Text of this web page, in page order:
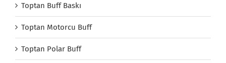
Toptan Buff Baskı
Toptan Motorcu Buff
Toptan Polar Buff